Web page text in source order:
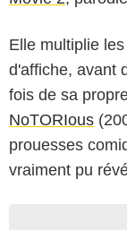
Elle multiplie
d'affiche, avant
fois de sa
NoTORIous
prouesses
vraiment pu